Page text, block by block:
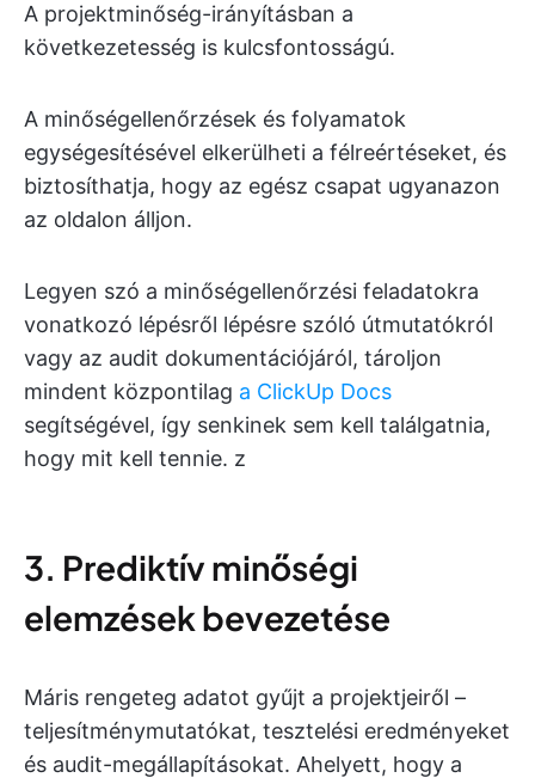
A projektminőség-irányításban a
következetesség is kulcsfontosságú.
A minőségellenőrzések és folyamatok
egységesítésével elkerülheti a félreértéseket, és
biztosíthatja, hogy az egész csapat ugyanazon
az oldalon álljon.
Legyen szó a minőségellenőrzési feladatokra
vonatkozó lépésről lépésre szóló útmutatókról
vagy az audit dokumentációjáról, tároljon
mindent központilag a ClickUp Docs
segítségével, így senkinek sem kell találgatnia,
hogy mit kell tennie. z
3. Prediktív minőségi
elemzések bevezetése
Máris rengeteg adatot gyűjt a projektjeiről –
teljesítménymutatókat, tesztelési eredményeket
és audit-megállapításokat. Ahelyett, hogy a